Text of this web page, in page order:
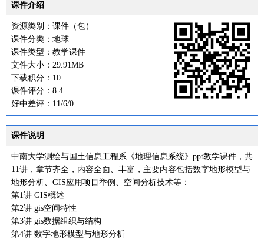
课件介绍
资源类别：课件（包）
课件分类：地球
课件类型：教学课件
文件大小：29.91MB
下载积分：10
课件评分：8.4
好中差评：11/6/0
课件说明
中南大学测绘与国土信息工程系《地理信息系统》ppt教学课件，共
11讲，章节齐全，内容全面、丰富，主要内容包括数字地形模型与
地形分析、GIS应用项目举例、空间分析技术等：
第1讲 GIS概述
第2讲 gis空间特性
第3讲 gis数据组织与结构
第4讲 数字地形模型与地形分析